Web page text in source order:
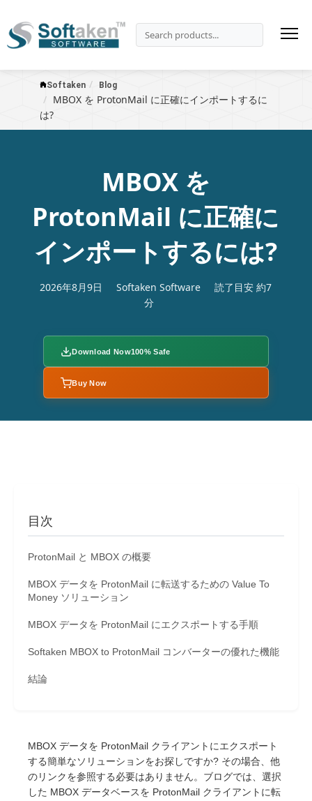
Softaken Blog
MBOX を ProtonMail に正確にインポートするに
は?
MBOX を
ProtonMail に正確に
インポートするには?
2026年8月9日 Softaken Software
読了目安 約7
分
Download Now100% Safe
Buy Now
目次
ProtonMail と MBOX の概要
MBOX データを ProtonMail に転送するための Value To
Money ソリューション
MBOX データを ProtonMail にエクスポートする手順
Softaken MBOX to ProtonMail コンバーターの優れた機能
結論
MBOX データを ProtonMail クライアントにエクスポート
する簡単なソリューションをお探しですか? その場合、他
のリンクを参照する必要はありません。ブログでは、選択
した MBOX データベースを ProtonMail クライアントに転